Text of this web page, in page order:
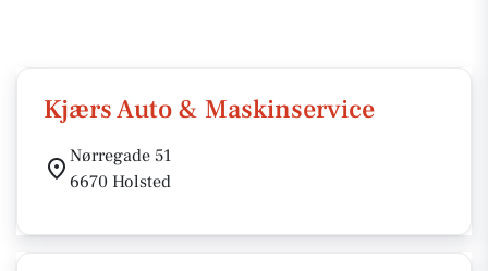
Kjærs Auto & Maskinservice
Nørregade 51
6670 Holsted